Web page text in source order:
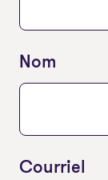
Nom
Courriel